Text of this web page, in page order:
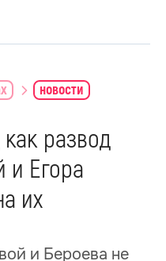
новости
развод
и Егора
их
и Бероева не